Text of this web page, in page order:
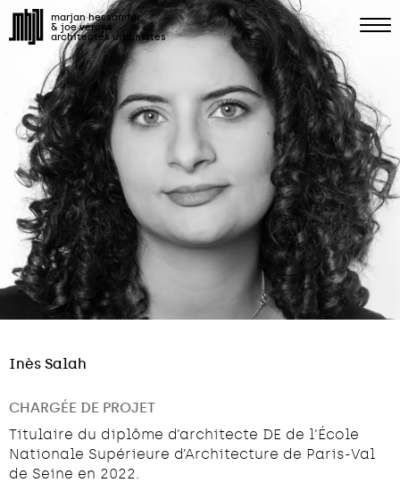
marjan hessamfar
& joe vérons
architectes urbanistes
Inès Salah
CHARGÉE DE PROJET
Titulaire du diplôme d’architecte DE de l’École
Nationale Supérieure d’Architecture de Paris-Val
de Seine en 2022.